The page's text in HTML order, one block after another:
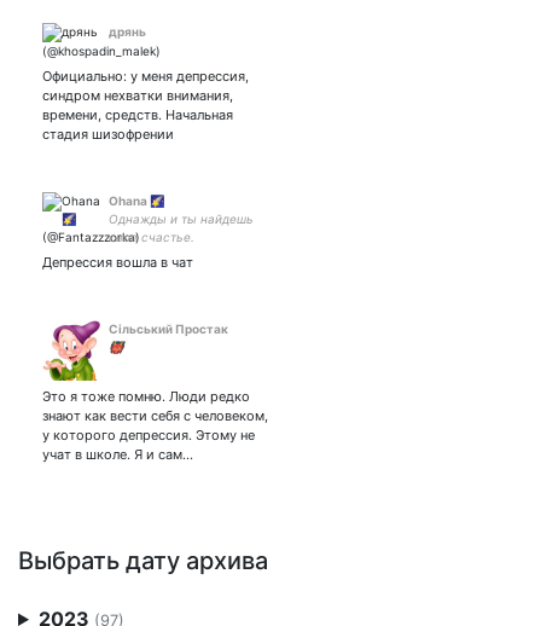
дрянь
Официально: у меня депрессия,
синдром нехватки внимания,
времени, средств. Начальная
стадия шизофрении
Ohana 🌠
Однажды и ты найдешь
свое счастье.
Депрессия вошла в чат
Сільський Простак
👹
Это я тоже помню. Люди редко
знают как вести себя с человеком,
у которого депрессия. Этому не
учат в школе. Я и сам…
Выбрать дату архива
2023 (97)